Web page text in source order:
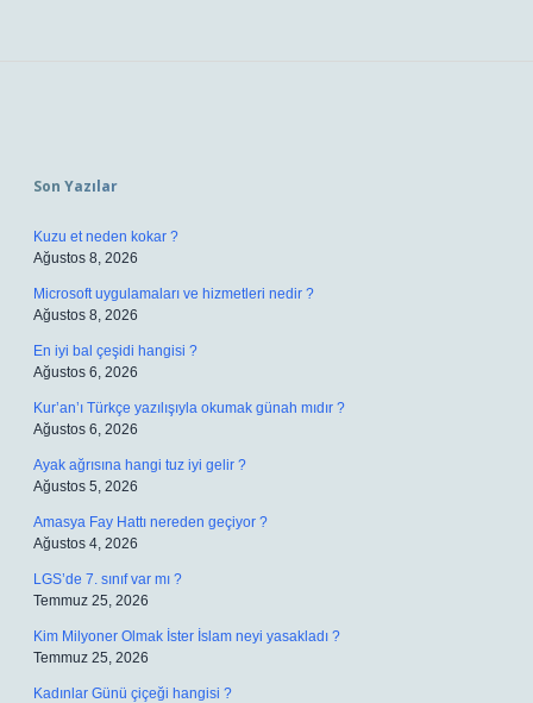
Son Yazılar
Kuzu et neden kokar ?
Ağustos 8, 2026
Microsoft uygulamaları ve hizmetleri nedir ?
Ağustos 8, 2026
En iyi bal çeşidi hangisi ?
Ağustos 6, 2026
Kur’an’ı Türkçe yazılışıyla okumak günah mıdır ?
Ağustos 6, 2026
Ayak ağrısına hangi tuz iyi gelir ?
Ağustos 5, 2026
Amasya Fay Hattı nereden geçiyor ?
Ağustos 4, 2026
LGS’de 7. sınıf var mı ?
Temmuz 25, 2026
Kim Milyoner Olmak İster İslam neyi yasakladı ?
Temmuz 25, 2026
Kadınlar Günü çiçeği hangisi ?